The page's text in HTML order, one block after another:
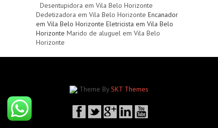
Desentupidora em Vila Belo Horizonte
Dedetizadora em Vila Belo Horizonte Encanador
em Vila Belo Horizonte Eletricista em Vila Belo
Horizonte Marido de aluguel em Vila Belo
Horizonte
Theme By SKT Themes